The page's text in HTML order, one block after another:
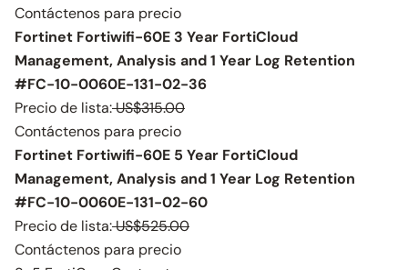
Contáctenos para precio
Fortinet Fortiwifi-60E 3 Year FortiCloud
Management, Analysis and 1 Year Log Retention
#FC-10-0060E-131-02-36
Precio de lista:US$315.00
Contáctenos para precio
Fortinet Fortiwifi-60E 5 Year FortiCloud
Management, Analysis and 1 Year Log Retention
#FC-10-0060E-131-02-60
Precio de lista:US$525.00
Contáctenos para precio